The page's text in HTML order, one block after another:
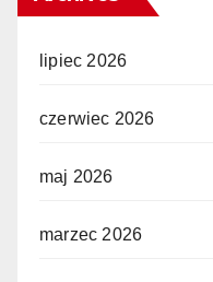
lipiec 2026
czerwiec 2026
maj 2026
marzec 2026